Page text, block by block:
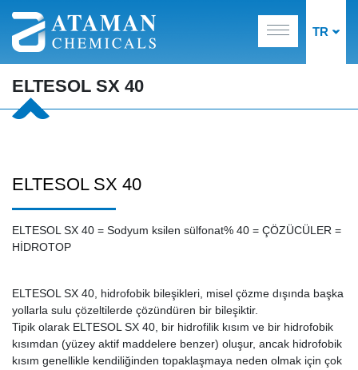
TR
ELTESOL SX 40
ELTESOL SX 40
ELTESOL SX 40 = Sodyum ksilen sülfonat% 40 = ÇÖZÜCÜLER =
HİDROTOP
ELTESOL SX 40, hidrofobik bileşikleri, misel çözme dışında başka
yollarla sulu çözeltilerde çözündüren bir bileşiktir.
Tipik olarak ELTESOL SX 40, bir hidrofilik kısım ve bir hidrofobik
kısımdan (yüzey aktif maddelere benzer) oluşur, ancak hidrofobik
kısım genellikle kendiliğinden topaklaşmaya neden olmak için çok